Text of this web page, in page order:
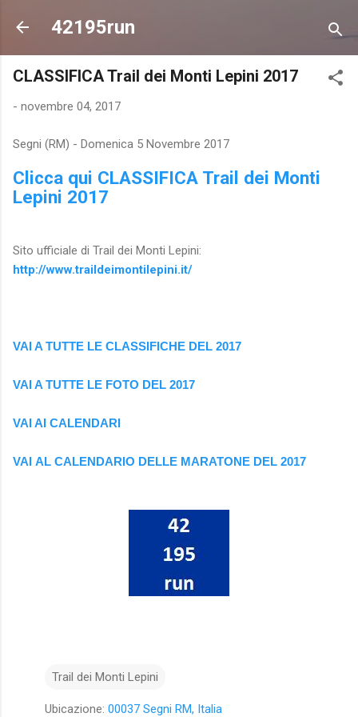
Passa ai contenuti principali
42195run
CLASSIFICA Trail dei Monti Lepini 2017
- novembre 04, 2017
Segni (RM) - Domenica 5 Novembre 2017
Clicca qui CLASSIFICA Trail dei Monti
Lepini 2017
Sito ufficiale di Trail dei Monti Lepini:
http://www.traildeimontilepini.it/
VAI A TUTTE LE CLASSIFICHE DEL 2017
VAI A TUTTE LE FOTO DEL 2017
VAI AI CALENDARI
VAI AL CALENDARIO DELLE MARATONE DEL 2017
Trail dei Monti Lepini
Ubicazione: 00037 Segni RM, Italia